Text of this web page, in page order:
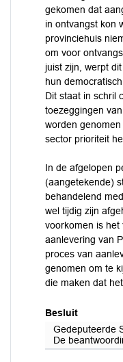
gekomen dat
in ontvangst kon
provinciehuis
om voor
juist zijn, werpt
hun
Dit staat in schril
toezeggingen
worden
sector prioriteit
In de afgelopen
(aangetekende)
behandelend
wel tijdig zijn
voorkomen is het
aanlevering van
proces van
genomen om te
die maken dat
Besluit
Gedeputeerde
De